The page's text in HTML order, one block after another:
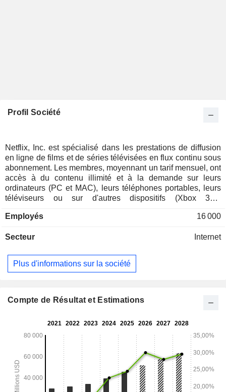
Profil Société
Netflix, Inc. est spécialisé dans les prestations de diffusion
en ligne de films et de séries télévisées en flux continu sous
abonnement. Les membres, moyennant un tarif mensuel, ont
accès à du contenu illimité et à la demande sur leurs
ordinateurs (PC et MAC), leurs téléphones portables, leurs
téléviseurs ou sur d'autres dispositifs (Xbox 360,
répartition géographique du CA est la suivante : Etats-Unis
Amérique latine (11,9%) et Asie-Pacifique (11,8%).
Employés 16 000
Secteur Internet
Plus d'informations sur la société
Compte de Résultat et Estimations